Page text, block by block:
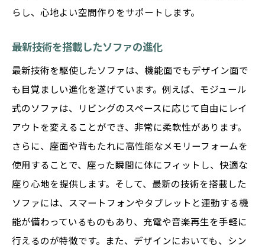
らし、心地よい空間作りをサポートします。
最新技術を搭載したソファの進化
最新技術を駆使したソファは、機能面でもデザイン面で
も目覚ましい進化を遂げています。例えば、モジュール
式のソファは、リビングのスペースに応じて自由にレイ
アウトを変えることができ、非常に柔軟性があります。
さらに、座面や背もたれに高性能なメモリーフォームを
使用することで、座った瞬間に体にフィットし、快適な
座り心地を提供します。そして、最新の技術を搭載した
ソファには、スマートフォンやタブレットと連動する機
能が備わっているものもあり、充電や音楽再生を手軽に
行えるのが特徴です。また、デザインにおいても、シン